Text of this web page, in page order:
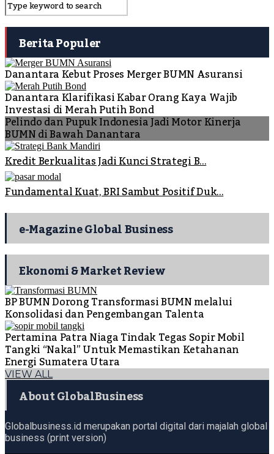
Berita Populer
Danantara Kebut Proses Merger BUMN Asuransi
Danantara Klarifikasi Kabar Orang Kaya Wajib
Investasi di Merah Putih Bond
Pelindo dan Pupuk Indonesia Jadi Motor Kinerja
BUMN di Bawah Danantara
Kredit Berkualitas Jadi Kunci Strategi B...
Fundamental Kuat, BRI Sambut Positif Duk...
e-Magazine Global Business
Ekonomi & Market Review
BP BUMN Dorong Transformasi BUMN melalui
Konsolidasi dan Pengembangan Talenta
Pertamina Patra Niaga Tindak Tegas Sopir Mobil
Tangki “Nakal” Untuk Memastikan Ketahanan
Energi Sumatera Utara
VIEW ALL
About GlobalBusiness
Globalbusiness.id merupakan portal digital dari majalah global
business (print version)